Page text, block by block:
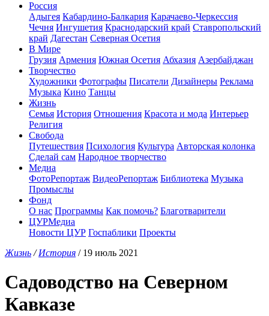
Россия
Адыгея Кабардино-Балкария Карачаево-Черкессия
Чечня Ингушетия Краснодарский край Ставропольский
край Дагестан Северная Осетия
В Мире
Грузия Армения Южная Осетия Абхазия Азербайджан
Творчество
Художники Фотографы Писатели Дизайнеры Реклама
Музыка Кино Танцы
Жизнь
Семья История Отношения Красота и мода Интерьер
Религия
Свобода
Путешествия Психология Культура Авторская колонка
Сделай сам Народное творчество
Медиа
ФотоРепортаж ВидеоРепортаж Библиотека Музыка
Промыслы
Фонд
О нас Программы Как помочь? Благотварители
ЦУРМедиа
Новости ЦУР Госпаблики Проекты
Жизнь /История / 19 июль 2021
Садоводство на Северном
Кавказе